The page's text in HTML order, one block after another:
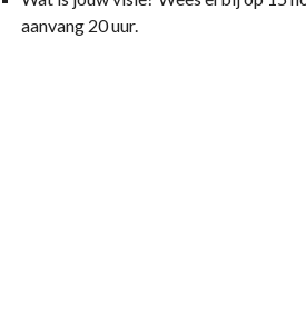
aanvang 20 uur.